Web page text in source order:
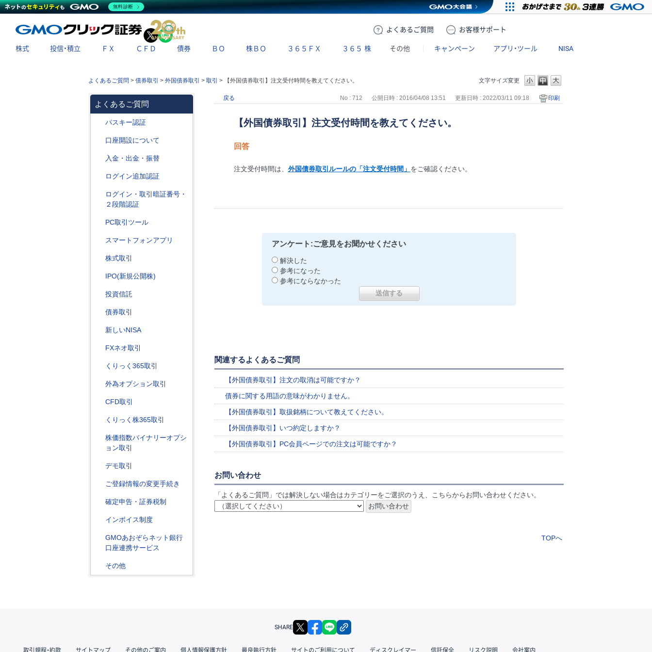
よくある ご質問 お客様サポート
X
株式 投信・積立 ＦＸ ＣＦＤ 債券 ＢＯ 株ＢＯ ３６５ＦＸ ３６５ 株 その他 キャンペーン アプリ・ツール NISA
文字サイズ変更
よくあるご質問 > 債券取引 > 外国債券取引 > 取引 > 【外国債券取引】注文受付時間を教えてください。
よくあるご質問
パスキー認証
口座開設について
入金・出金・振替
ログイン追加認証
ログイン・取引暗証番号・
２段階認証
PC取引ツール
スマートフォンアプリ
株式取引
IPO(新規公開株)
投資信託
債券取引
新しいNISA
FXネオ取引
くりっく365取引
外為オプション取引
CFD取引
くりっく株365取引
株価指数バイナリーオプシ
ョン取引
デモ取引
ご登録情報の変更手続き
確定申告・証券税制
インボイス制度
GMOあおぞらネット銀行
口座連携サービス
その他
戻る No : 712 公開日時 : 2016/04/08 13:51 更新日時 : 2022/03/11 09:18 印刷
【外国債券取引】注文受付時間を教えてください。
回答
注文受付時間は、 外国債券取引ルールの「注文受付時間」 をご確認ください。
アンケート:ご意見をお聞かせください
解決した
参考になった
参考にならなかった
関連するよくあるご質問
【外国債券取引】注文の取消は可能ですか？
債券に関する用語の意味がわかりません。
【外国債券取引】取扱銘柄について教えてください。
【外国債券取引】いつ約定しますか？
【外国債券取引】PC会員ページでの注文は可能ですか？
お問い合わせ
「よくあるご質問」では解決しない場合はカテゴリーをご選択のうえ、こちらからお問い合わせください。
TOPへ
SHARE X facebook
取引規程・約款 サイトマップ その他のご案内 個人情報保護方針 最良執行方針 サイトのご利用について ディスクレイマー 信託保全 リスク説明 会社案内
無料診断